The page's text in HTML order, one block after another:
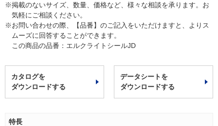
※掲載のないサイズ、数量、価格など、様々な相談を承ります。お
気軽にご相談ください。
※お問い合わせの際、【品番】のご記入をいただけますと、よりス
ムーズに回答することができます。
この商品の品番：エルクライトシールJD
カタログを
ダウンロードする
データシートを
ダウンロードする
特長